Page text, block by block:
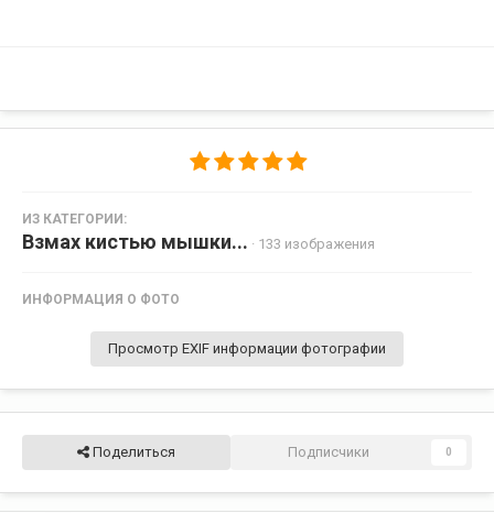
ИЗ КАТЕГОРИИ:
Взмах кистью мышки... · 133 изображения
ИНФОРМАЦИЯ О ФОТО
Просмотр EXIF информации фотографии
Поделиться Подписчики 0